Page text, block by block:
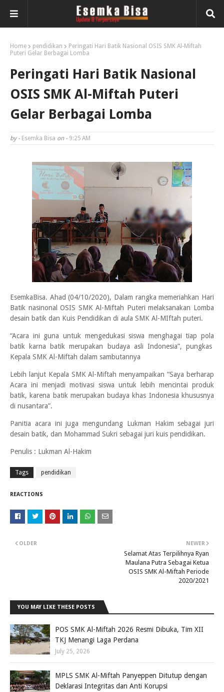
Home pendidikan
Peringati Hari Batik Nasional OSIS SMK Al-Miftah
Puteri Gelar Berbagai Lomba
Peringati Hari Batik Nasional
OSIS SMK Al-Miftah Puteri
Gelar Berbagai Lomba
by - Esemka Bisa on - 9:25 AM
EsemkaBisa. Ahad (04/10/2020), Dalam rangka memeriahkan Hari
Batik nasinonal OSIS SMK Al-Miftah Puteri melaksanakan Lomba
desain batik dan Kuis Pendidikan di aula SMK Al-MIftah puteri.
“Acara ini guna untuk mengedukasi siswa menghagai tiap pola
batik karna batik merupakan budaya asli Indonesia”, pungkas
Kepala SMK Al-Miftah dalam sambutannya
Lebih lanjut Kepala SMK Al-Miftah menyampaikan “Saya berharap
Acara ini menjadi motivasi siswa untuk lebih mencintai produk
batik, karena batik merupakan budaya khas Indonesia khususnya
di nusantara”.
Panitia acara ini juga mengundang Lukman Hakim sebagai juri
desain batik, dan Mohammad Sukri sebagai juri kuis pendidikan.
Penulis : Lukman Al-Hakim
Tags pendidikan
REACTIONS
NEWER
Selamat Atas Terpilihnya Ryan
Maulana Putra Sebagai Ketua
OSIS SMK Al-Miftah Periode
2020/2021
OLDER
YOU MAY LIKE THESE POSTS
POS SMK Al-Miftah 2026 Resmi Dibuka, Tim XII
TKJ Menangi Laga Perdana
July 25, 2026
MPLS SMK Al-Miftah Panyeppen Ditutup dengan
Deklarasi Integritas dan Anti Korupsi